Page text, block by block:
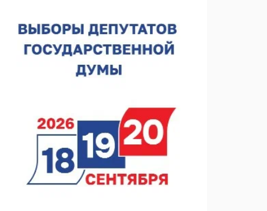
В Сеченовском округе открыт лагерь «Теплый стан»
07.08.2026 10:35
Тульские мастера и сегодня куют славу и доблесть
В Нижнем Новгороде откроют IT-центр по
кибербезопасности
06.08.2026 18:42
В Нижегородской области наградили лидеров